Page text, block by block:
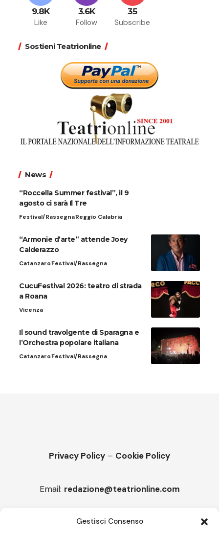
Gestisci Consenso
9.8K
Like
3.6K
Follow
35
Subscribe
Sostieni Teatrionline
News
“Roccella Summer festival”, il 9
agosto ci sarà Il Tre
Festival/RassegnaReggio Calabria
“Armonie d’arte” attende Joey
Calderazzo
CatanzaroFestival/Rassegna
CucuFestival 2026: teatro di strada
a Roana
Vicenza
Il sound travolgente di Sparagna e
l’Orchestra popolare italiana
CatanzaroFestival/Rassegna
Privacy Policy – Cookie Policy
Email: redazione@teatrionline.com